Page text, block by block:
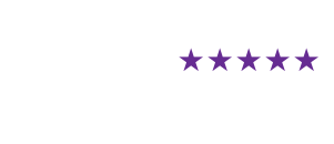
★★★★★